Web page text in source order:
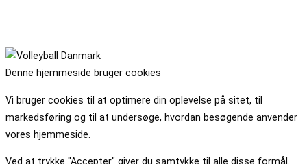
Denne hjemmeside bruger cookies
Vi bruger cookies til at optimere din oplevelse på sitet, til
markedsføring og til at undersøge, hvordan besøgende anvender
vores hjemmeside.
Ved at trykke "Accepter" giver du samtykke til alle disse formål.